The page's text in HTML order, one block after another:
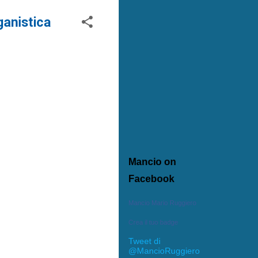
Mancio on
Facebook
Mancio Mario Ruggiero
Crea il tuo badge
Tweet di
@MancioRuggiero